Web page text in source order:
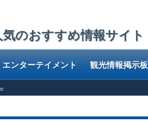
のおすすめ情報サイト
エンターテイメント 観光情報掲示板